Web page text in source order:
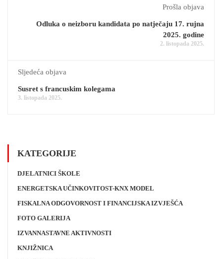
Prošla objava
Odluka o neizboru kandidata po natječaju 17. rujna
2025. godine
2. listopada 2025.
Sljedeća objava
Susret s francuskim kolegama
3. listopada 2025.
KATEGORIJE
DJELATNICI ŠKOLE
ENERGETSKA UČINKOVITOST-KNX MODEL
FISKALNA ODGOVORNOST I FINANCIJSKA IZVJEŠĆA
FOTO GALERIJA
IZVANNASTAVNE AKTIVNOSTI
KNJIŽNICA